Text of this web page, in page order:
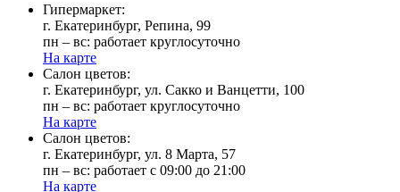
Гипермаркет:
г. Екатеринбург, Репина, 99
пн – вс: работает круглосуточно
На карте
Cалон цветов:
г. Екатеринбург, ул. Сакко и Ванцетти, 100
пн – вс: работает круглосуточно
На карте
Cалон цветов:
г. Екатеринбург, ул. 8 Марта, 57
пн – вс: работает с 09:00 до 21:00
На карте